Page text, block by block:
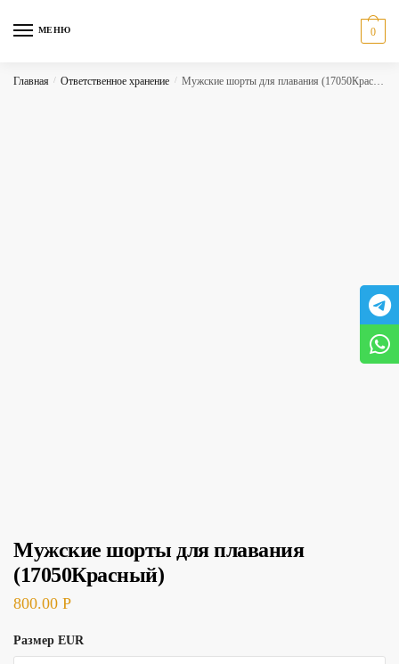
МЕНЮ 0
Главная / Ответственное хранение / Мужские шорты для плавания (17050Красный)
Мужские шорты для плавания
(17050Красный)
800.00 Р
Размер EUR